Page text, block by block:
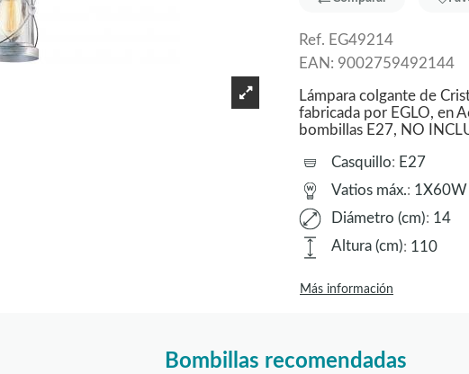
Ref. EG49214
EAN: 9002759492144
Lámpara colgante de
fabricada por EGLO, en
bombillas E27, NO
Casquillo: E27
Vatios máx.: 1X60W
Diámetro (cm): 14
Altura (cm): 110
Más información
Bombillas recomendadas